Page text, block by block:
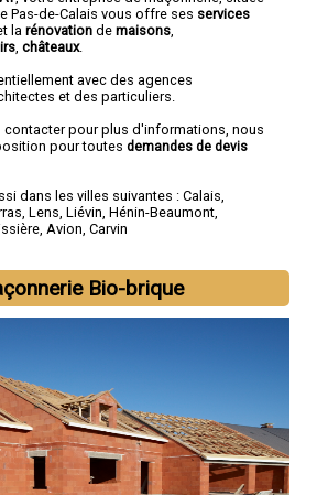
Pas-de-Calais vous offre ses services
la rénovation de maisons
châteaux.
avec des agences
et des particuliers.
contacter pour plus d'informations, nous
pour toutes demandes de devis
dans les villes suivantes : Calais
Lens Liévin Hénin-Beaumont
Avion Carvin
Bio-brique